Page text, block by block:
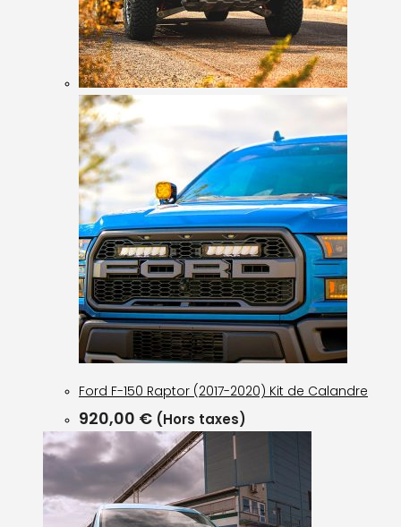
Ford F-150 Raptor (2017-2020) Kit de Calandre
920,00 € (Hors taxes)